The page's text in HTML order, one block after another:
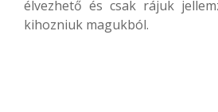
élvezhető és csak rájuk
kihozniuk magukból.